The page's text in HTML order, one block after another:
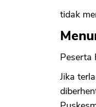
tidak
Peserta
Jika